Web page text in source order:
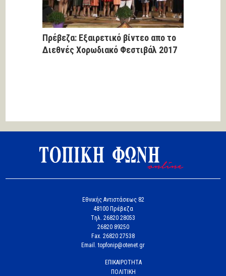
Πρέβεζα: Εξαιρετικό βίντεο απο το
Διεθνές Χορωδιακό Φεστιβάλ 2017
Εθνικής Αντιστάσεως 82
48100 Πρέβεζα
Tηλ. 26820 28053
26820 89250
Fax. 26820 27538
Email. topfonip@otenet.gr
ΕΠΙΚΑΙΡΟΤΗΤΑ
ΠΟΛΙΤΙΚΗ